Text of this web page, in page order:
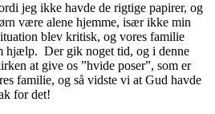
jeg ikke havde de rigtige papirer, og
være alene hjemme, især ikke min
blev kritisk, og vores familie
hjælp. Der gik noget tid, og i denne
at give os ”hvide poser”, som er
familie, og så vidste vi at Gud havde
for det!